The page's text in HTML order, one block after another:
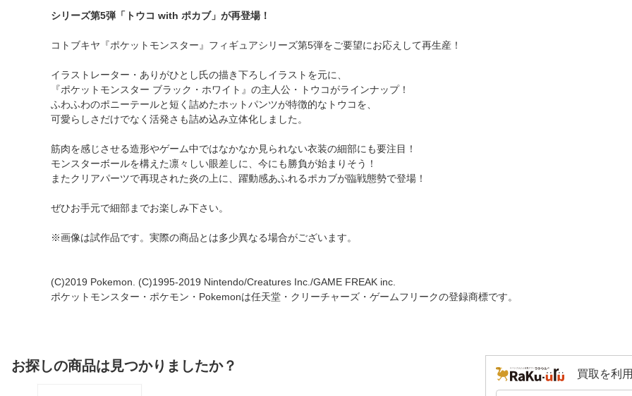
シリーズ第5弾「トウコ with ポカブ」が再登場！
コトブキヤ『ポケットモンスター』フィギュアシリーズ第5弾をご要望にお応えして再生産！
イラストレーター・ありがひとし氏の描き下ろしイラストを元に、
『ポケットモンスター ブラック・ホワイト』の主人公・トウコがラインナップ！
ふわふわのポニーテールと短く詰めたホットパンツが特徴的なトウコを、
可愛らしさだけでなく活発さも詰め込み立体化しました。
筋肉を感じさせる造形やゲーム中ではなかなか見られない衣装の細部にも要注目！
モンスターボールを構えた凛々しい眼差しに、今にも勝負が始まりそう！
またクリアパーツで再現された炎の上に、躍動感あふれるポカブが臨戦態勢で登場！
ぜひお手元で細部までお楽しみ下さい。
※画像は試作品です。実際の商品とは多少異なる場合がございます。
(C)2019 Pokemon. (C)1995-2019 Nintendo/Creatures Inc./GAME FREAK inc.
ポケットモンスター・ポケモン・Pokemonは任天堂・クリーチャーズ・ゲームフリークの登録商標です。
お探しの商品は見つかりましたか？
買取を利